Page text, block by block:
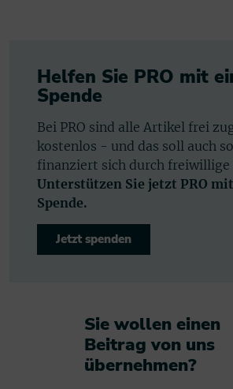
Helfen Sie PRO mit
Spende
Bei PRO sind alle Artikel frei
kostenlos - und das soll auch
finanziert sich durch freiwillige
Unterstützen Sie jetzt PRO
Spende.
Jetzt spenden
Sie wollen einen
Beitrag von uns
übernehmen?​